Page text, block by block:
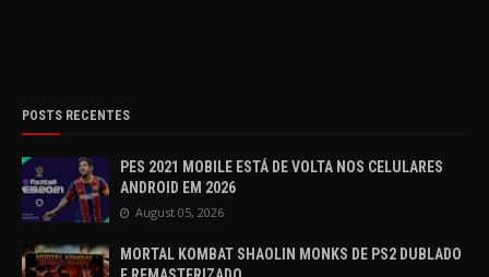
POSTS RECENTES
PES 2021 MOBILE ESTÁ DE VOLTA NOS CELULARES
ANDROID EM 2026
August 05, 2026
MORTAL KOMBAT SHAOLIN MONKS DE PS2 DUBLADO